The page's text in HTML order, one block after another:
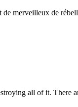
de merveilleux de
all of it. There